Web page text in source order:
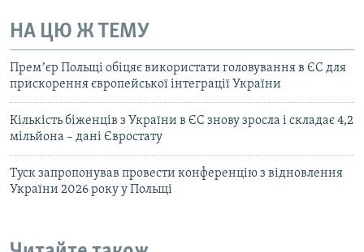
НА ЦЮ Ж ТЕМУ
Премʼєр Польщі обіцяє використати головування в ЄС для
прискорення європейської інтеграції України
Кількість біженців з України в ЄС знову зросла і складає 4,2
мільйона – дані Євростату
Туск запропонував провести конференцію з відновлення
України 2026 року у Польщі